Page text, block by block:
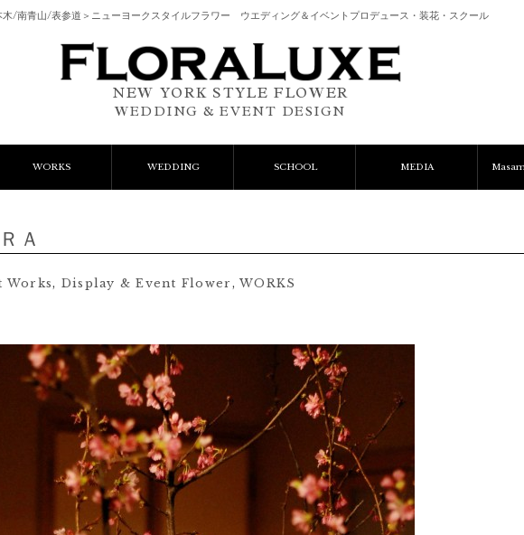
木/南青山/表参道＞ニューヨークスタイルフラワー ウエディング＆イベントプロデュース・装花・スクール
NEW YORK STYLE FLOWER
WEDDING & EVENT DESIGN
WORKS
Client Works
Lesson
WEDDING
Wedding Items
SCHOOL
AIFDとは
ﾌﾟﾘｻﾞｰﾌﾞﾄﾞﾌﾗﾜｰｺｰｽ
ご予約フォーム
MEDIA
Ａ
Works, Display & Event Flower ,WORKS